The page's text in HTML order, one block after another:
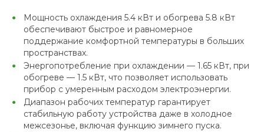
Мощность охлаждения 5.4 кВт и обогрева 5.8 кВт
обеспечивают быстрое и равномерное
поддержание комфортной температуры в больших
пространствах.
Энергопотребление при охлаждении — 1.65 кВт, при
обогреве — 1.5 кВт, что позволяет использовать
прибор с умеренным расходом электроэнергии.
Диапазон рабочих температур гарантирует
стабильную работу устройства даже в холодное
межсезонье, включая функцию зимнего пуска.